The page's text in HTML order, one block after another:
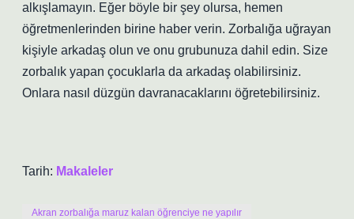
alkışlamayın. Eğer böyle bir şey olursa, hemen
öğretmenlerinden birine haber verin. Zorbalığa uğrayan
kişiyle arkadaş olun ve onu grubunuza dahil edin. Size
zorbalık yapan çocuklarla da arkadaş olabilirsiniz.
Onlara nasıl düzgün davranacaklarını öğretebilirsiniz.
Tarih: Makaleler
Akran zorbalığa maruz kalan öğrenciye ne yapılır